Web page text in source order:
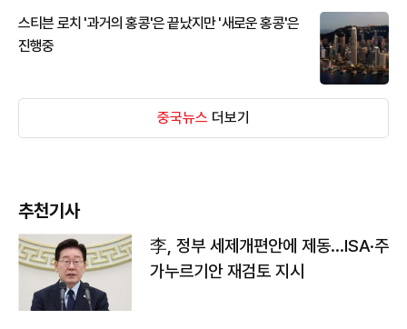
스티븐 로치 '과거의 홍콩'은 끝났지만 '새로운 홍콩'은
진행중
중국뉴스 더보기
추천기사
李, 정부 세제개편안에 제동…ISA·주
가누르기안 재검토 지시